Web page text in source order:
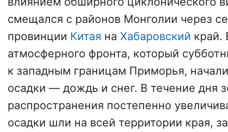
смещался с районов Монголии через
провинции Китая на Хабаровский край.
атмосферного фронта, который
к западным границам Приморья,
осадки — дождь и снег. В течение дня
распространения постепенно
осадки шли на всей территории края,